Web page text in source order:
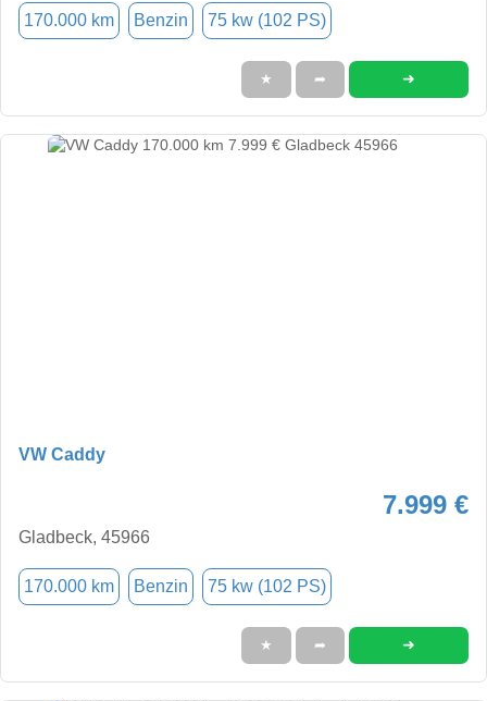
170.000 km Benzin 75 kw (102 PS)
★ ➦ ➜
VW Caddy
7.999 €
Gladbeck, 45966
170.000 km Benzin 75 kw (102 PS)
★ ➦ ➜